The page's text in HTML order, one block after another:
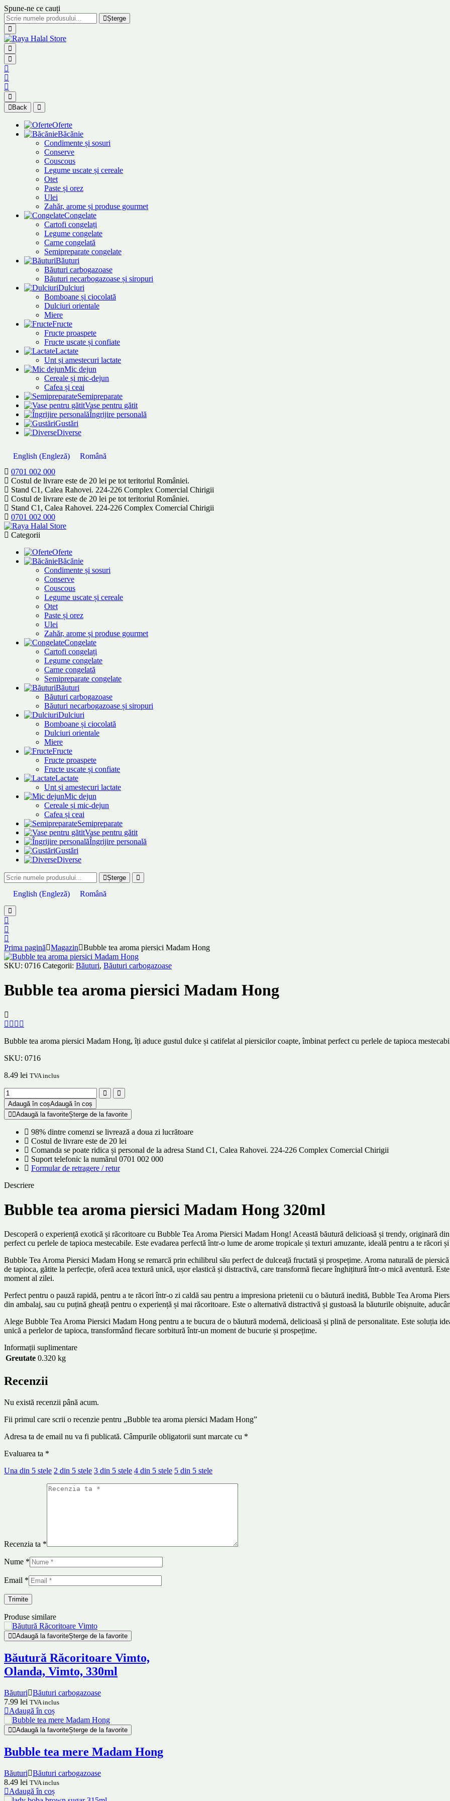
Spune-ne ce cauți
Șterge
Back
Oferte
Băcănie
Condimente și sosuri
Conserve
Couscous
Legume uscate și cereale
Otet
Paste și orez
Ulei
Zahăr, arome și produse gourmet
Congelate
Cartofi congelați
Legume congelate
Carne congelată
Semipreparate congelate
Băuturi
Băuturi carbogazoase
Băuturi necarbogazoase și siropuri
Dulciuri
Bomboane și ciocolată
Dulciuri orientale
Miere
Fructe
Fructe proaspete
Fructe uscate și confiate
Lactate
Unt și amestecuri lactate
Mic dejun
Cereale și mic-dejun
Cafea și ceai
Semipreparate
Vase pentru gătit
Îngrijire personală
Gustări
Diverse
English (Engleză)
Română
0701 002 000
Costul de livrare este de 20 lei pe tot teritoriul României.
Stand C1, Calea Rahovei. 224-226 Complex Comercial Chirigii
Costul de livrare este de 20 lei pe tot teritoriul României.
Stand C1, Calea Rahovei. 224-226 Complex Comercial Chirigii
0701 002 000
Categorii
Oferte
Băcănie
Condimente și sosuri
Conserve
Couscous
Legume uscate și cereale
Otet
Paste și orez
Ulei
Zahăr, arome și produse gourmet
Congelate
Cartofi congelați
Legume congelate
Carne congelată
Semipreparate congelate
Băuturi
Băuturi carbogazoase
Băuturi necarbogazoase și siropuri
Dulciuri
Bomboane și ciocolată
Dulciuri orientale
Miere
Fructe
Fructe proaspete
Fructe uscate și confiate
Lactate
Unt și amestecuri lactate
Mic dejun
Cereale și mic-dejun
Cafea și ceai
Semipreparate
Vase pentru gătit
Îngrijire personală
Gustări
Diverse
Șterge
English (Engleză) Română
Prima pagină Magazin Bubble tea aroma piersici Madam Hong
SKU: 0716 Categorii: Băuturi, Băuturi carbogazoase
Bubble tea aroma piersici Madam Hong
Bubble tea aroma piersici Madam Hong, îți aduce gustul dulce și catifelat al piersicilor coapte, îmbinat perfect cu perlele de tapioca
SKU: 0716
8.49 lei TVA inclus
Adaugă în coșAdaugă în coș
Adaugă la favoriteȘterge de la favorite
98% dintre comenzi se livrează a doua zi lucrătoare
Costul de livrare este de 20 lei
Comanda se poate ridica și personal de la adresa Stand C1, Calea Rahovei. 224-226 Complex Comercial Chirigii
Suport telefonic la numărul 0701 002 000
Formular de retragere / retur
Descriere
Bubble tea aroma piersici Madam Hong 320ml
Descoperă o experiență exotică și răcoritoare cu Bubble Tea Aroma Piersici Madam Hong! Această băutură delicioasă și trendy, originară
perfect cu perlele de tapioca mestecabile. Este evadarea perfectă într-o lume de arome tropicale și texturi amuzante, ideală pentru a te răcori
Bubble Tea Aroma Piersici Madam Hong se remarcă prin echilibrul său perfect de dulceață fructată și prospețime. Aroma naturală de
de tapioca, gătite la perfecție, oferă acea textură unică, ușor elastică și distractivă, care transformă fiecare înghițitură într-o mică aventură.
moment al zilei.
Perfect pentru o pauză rapidă, pentru a te răcori într-o zi caldă sau pentru a impresiona prietenii cu o băutură inedită, Bubble Tea Aroma
din ambalaj, sau cu puțină gheață pentru o experiență și mai răcoritoare. Este o alternativă distractivă și gustoasă la băuturile obișnuite,
Alege Bubble Tea Aroma Piersici Madam Hong pentru a te bucura de o băutură modernă, delicioasă și plină de personalitate. Este soluția
unică a perlelor de tapioca, transformând fiecare sorbitură într-un moment de bucurie și prospețime.
Informații suplimentare
Greutate 0.320 kg
Recenzii
Nu există recenzii până acum.
Fii primul care scrii o recenzie pentru „Bubble tea aroma piersici Madam Hong”
Adresa ta de email nu va fi publicată. Câmpurile obligatorii sunt marcate cu *
Evaluarea ta *
Una din 5 stele 2 din 5 stele 3 din 5 stele 4 din 5 stele 5 din 5 stele
Recenzia ta *
Nume *
Email *
Produse similare
Adaugă la favoriteȘterge de la favorite
Băutură Răcoritoare Vimto,
Olanda, Vimto, 330ml
Băuturi
Băuturi carbogazoase
7.99 lei TVA inclus
Adaugă în coș
Adaugă la favoriteȘterge de la favorite
Bubble tea mere Madam Hong
Băuturi
Băuturi carbogazoase
8.49 lei TVA inclus
Adaugă în coș